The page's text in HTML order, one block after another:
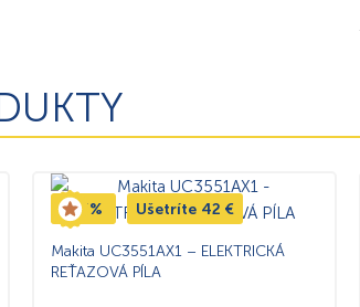
-17% Ušetríte 42 €
Makita UC3551AX1 – ELEKTRICKÁ
REŤAZOVÁ PÍLA